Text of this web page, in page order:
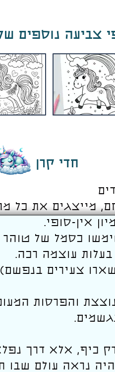
צביעה נוספים
חדי קרן
מייצגים את כל
אין-סופי.
כסמל של
עוצמה רכה.
צעירים
והפרסות
כיף, אלא דרך
נראה עולם שבו